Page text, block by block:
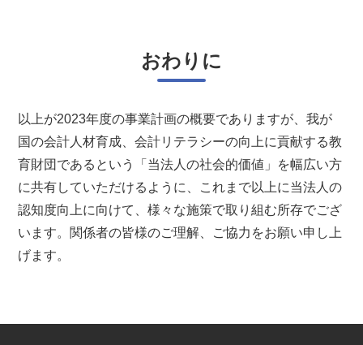
おわりに
以上が2023年度の事業計画の概要でありますが、我が
国の会計人材育成、会計リテラシーの向上に貢献する教
育財団であるという「当法人の社会的価値」を幅広い方
に共有していただけるように、これまで以上に当法人の
認知度向上に向けて、様々な施策で取り組む所存でござ
います。関係者の皆様のご理解、ご協力をお願い申し上
げます。